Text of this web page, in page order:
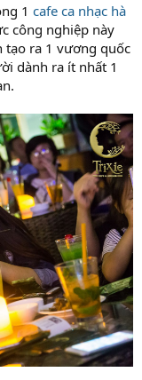
1 cafe ca nhạc hà
công nghiệp này
ra 1 vương quốc
dành ra ít nhất 1